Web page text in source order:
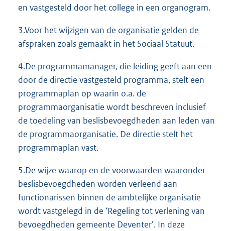
en vastgesteld door het college in een organogram.
3.Voor het wijzigen van de organisatie gelden de
afspraken zoals gemaakt in het Sociaal Statuut.
4.De programmamanager, die leiding geeft aan een
door de directie vastgesteld programma, stelt een
programmaplan op waarin o.a. de
programmaorganisatie wordt beschreven inclusief
de toedeling van beslisbevoegdheden aan leden van
de programmaorganisatie. De directie stelt het
programmaplan vast.
5.De wijze waarop en de voorwaarden waaronder
beslisbevoegdheden worden verleend aan
functionarissen binnen de ambtelijke organisatie
wordt vastgelegd in de ‘Regeling tot verlening van
bevoegdheden gemeente Deventer’. In deze